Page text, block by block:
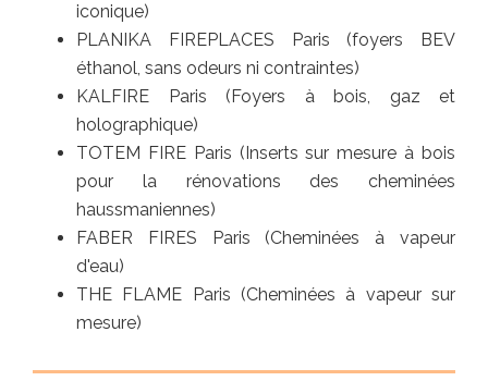
iconique)
PLANIKA FIREPLACES Paris (foyers BEV
éthanol, sans odeurs ni contraintes)
KALFIRE Paris (Foyers à bois, gaz et
holographique)
TOTEM FIRE Paris (Inserts sur mesure à bois
pour la rénovations des cheminées
haussmaniennes)
FABER FIRES Paris (Cheminées à vapeur
d'eau)
THE FLAME Paris (Cheminées à vapeur sur
mesure)